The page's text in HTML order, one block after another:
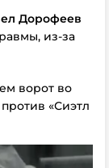
Дорофеев
из-за
ворот во
«Сиэтл